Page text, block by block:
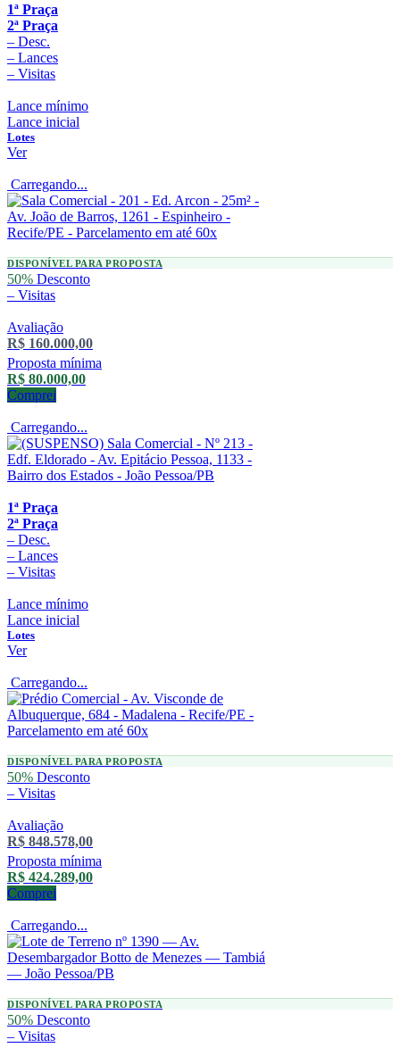
1ª Praça
2ª Praça
– Desc.
– Lances
– Visitas
Lance mínimo
Lance inicial
Lotes
Ver
Carregando...
DISPONÍVEL PARA PROPOSTA
50% Desconto
– Visitas
Avaliação
R$ 160.000,00
Proposta mínima
R$ 80.000,00
Comprei
Carregando...
1ª Praça
2ª Praça
– Desc.
– Lances
– Visitas
Lance mínimo
Lance inicial
Lotes
Ver
Carregando...
DISPONÍVEL PARA PROPOSTA
50% Desconto
– Visitas
Avaliação
R$ 848.578,00
Proposta mínima
R$ 424.289,00
Comprei
Carregando...
DISPONÍVEL PARA PROPOSTA
50% Desconto
– Visitas